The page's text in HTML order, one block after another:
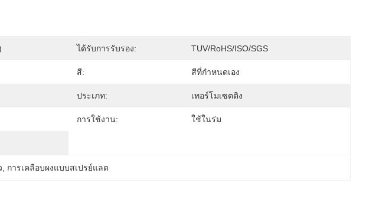
ได้รับการรับรอง: TUV/RoHS/ISO/SGS
สี: สีที่กำหนดเอง
ประเภท: เทอร์โมเซตติง
การใช้งาน: ใช้ในร่ม
การเคลือบผงแบบสเปรย์แลต